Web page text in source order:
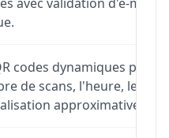
codes dynamiques
de scans, l'heure, le
approximative.